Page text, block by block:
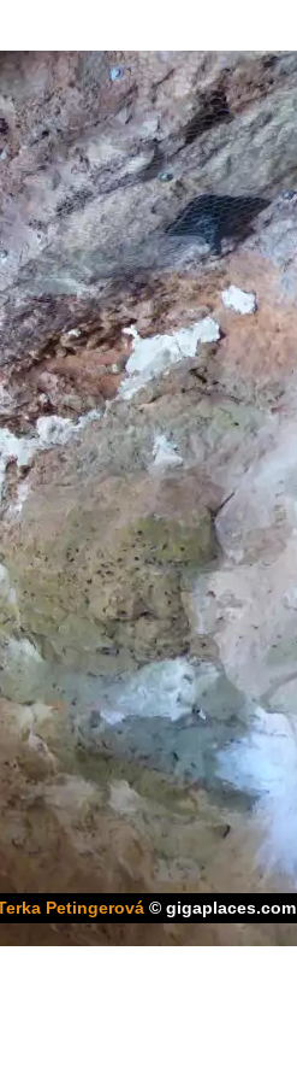
Petingerová © gigaplaces.com